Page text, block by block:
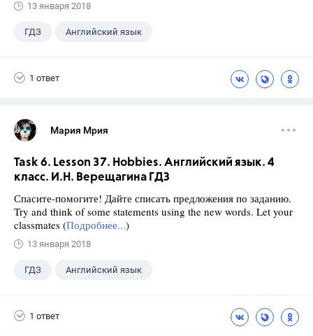
13 января 2018
ГДЗ Английский язык
1 ответ
Мария Мрия
Task 6. Lesson 37. Hobbies. Английский язык. 4
класс. И.Н. Верещагина ГДЗ
Спасите-помогите! Дайте списать предложения по заданию.
Try and think of some statements using the new words. Let your
classmates (Подробнее...)
13 января 2018
ГДЗ Английский язык
1 ответ